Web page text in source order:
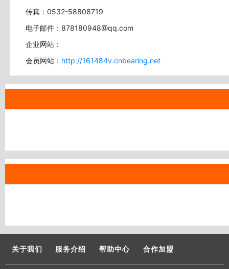
传真：0532-58808719
电子邮件：878180948@qq.com
企业网站：
会员网站： http://161484v.cnbearing.net
关于我们 服务介绍 帮助中心 合作加盟